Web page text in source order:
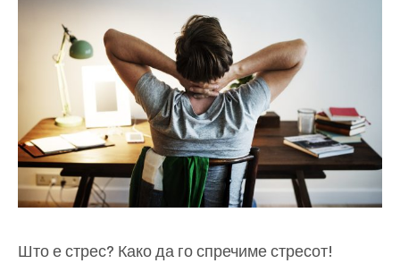
Што е стрес? Како да го спречиме стресот!